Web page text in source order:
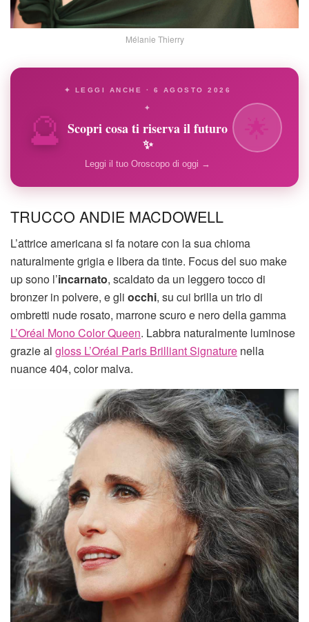
Mélanie Thierry
🔮
✦ LEGGI ANCHE · 6 AGOSTO 2026
✦
Scopri cosa ti riserva il futuro
✨
Leggi il tuo Oroscopo di oggi →
TRUCCO ANDIE MACDOWELL
L’attrice americana si fa notare con la sua chioma
naturalmente grigia e libera da tinte. Focus del suo make
up sono l’incarnato, scaldato da un leggero tocco di
bronzer in polvere, e gli occhi, su cui brilla un trio di
ombretti nude rosato, marrone scuro e nero della gamma
L’Oréal Mono Color Queen. Labbra naturalmente luminose
grazie al gloss L’Oréal Paris Brilliant Signature nella
nuance 404, color malva.